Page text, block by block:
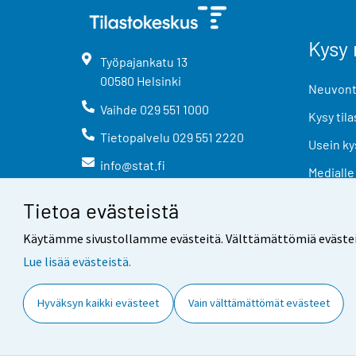
Tietoa evästeistä
Käytämme sivustollamme evästeitä. Välttämättömiä
Lue lisää evästeistä.
Hyväksyn kaikki evästeet Vain välttämättömät evästeet
Työpajankatu 13
00580 Helsinki
Vaihde 029 551 1000
Tietopalvelu 029 551 2220
info@stat.fi
Kysy
Usein
Medialle
Yhteystiedot Palaute